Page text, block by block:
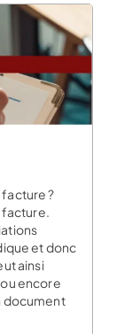
?
facture.
et donc
ainsi
encore
document